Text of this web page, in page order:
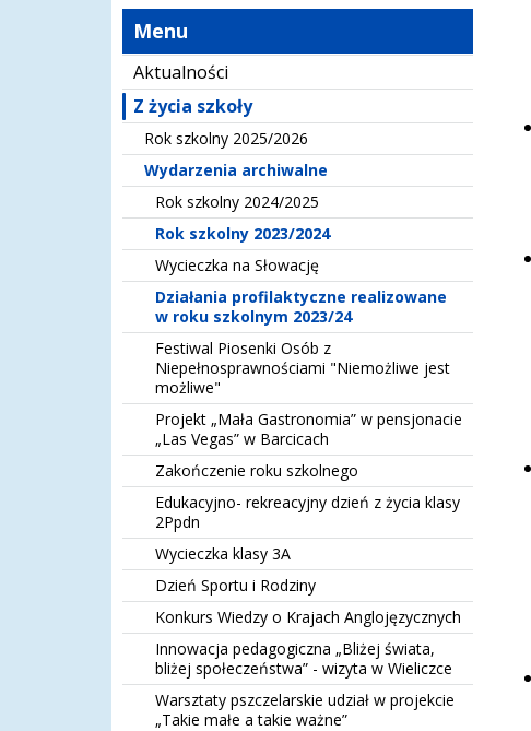
Menu
Aktualności
Z życia szkoły
Rok szkolny 2025/2026
Wydarzenia archiwalne
Rok szkolny 2024/2025
Rok szkolny 2023/2024
Wycieczka na Słowację
Działania profilaktyczne realizowane
w roku szkolnym 2023/24
Festiwal Piosenki Osób z
Niepełnosprawnościami "Niemożliwe jest
możliwe"
Projekt „Mała Gastronomia” w pensjonacie
„Las Vegas” w Barcicach
Zakończenie roku szkolnego
Edukacyjno- rekreacyjny dzień z życia klasy
2Ppdn
Wycieczka klasy 3A
Dzień Sportu i Rodziny
Konkurs Wiedzy o Krajach Anglojęzycznych
Innowacja pedagogiczna „Bliżej świata,
bliżej społeczeństwa” - wizyta w Wieliczce
Warsztaty pszczelarskie udział w projekcie
„Takie małe a takie ważne”